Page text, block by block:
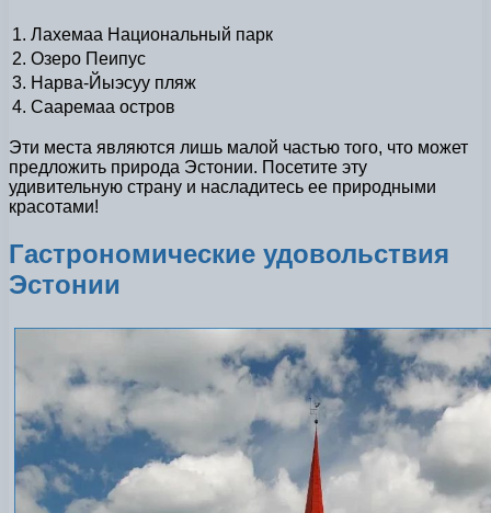
1. Лахемаа Национальный парк
2. Озеро Пеипус
3. Нарва-Йыэсуу пляж
4. Сааремаа остров
Эти места являются лишь малой частью того, что может
предложить природа Эстонии. Посетите эту
удивительную страну и насладитесь ее природными
красотами!
Гастрономические удовольствия
Эстонии